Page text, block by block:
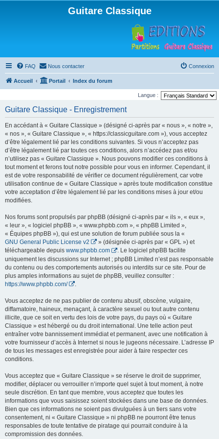
Guitare Classique
FAQ Nous contacter Connexion
Accueil Portail Index du forum
Langue :
Guitare Classique - Enregistrement
En accédant à « Guitare Classique » (désigné ci-après par « nous », « notre »,
« nos », « Guitare Classique », « https://classicguitare.com »), vous acceptez
d’être légalement lié par les conditions suivantes. Si vous n’acceptez pas
d’être légalement lié par toutes ces conditions, alors n’accédez pas et/ou
n’utilisez pas « Guitare Classique ». Nous pouvons modifier ces conditions à
tout moment et ferons tout notre possible pour vous en informer. Cependant, il
est de votre responsabilité de vérifier ce document régulièrement, car votre
utilisation continue de « Guitare Classique » après toute modification constitue
votre acceptation d’être légalement lié par les conditions mises à jour et/ou
modifiées.
Nos forums sont propulsés par phpBB (désigné ci-après par « ils », « eux »,
« leur », « logiciel phpBB », « www.phpbb.com », « phpBB Limited »,
« Équipes phpBB »), qui est une solution de forum publiée sous la «
GNU General Public License v2
» (désignée ci-après par « GPL ») et
téléchargeable depuis www.phpbb.com
. Le logiciel phpBB facilite
uniquement les discussions sur Internet ; phpBB Limited n’est pas responsable
du contenu ou des comportements autorisés ou interdits sur ce site. Pour de
plus amples informations au sujet de phpBB, veuillez consulter :
https://www.phpbb.com/
Vous acceptez de ne pas publier de contenu abusif, obscène, vulgaire,
diffamatoire, haineux, menaçant, à caractère sexuel ou tout autre contenu
illicite, que ce soit en vertu des lois de votre pays, du pays où « Guitare
Classique » est hébergé ou du droit international. Une telle action peut
entraîner votre bannissement immédiat et permanent, avec une notification à
votre fournisseur d’accès à Internet si nous le jugeons nécessaire. L’adresse IP
de tous les messages est enregistrée pour aider à faire respecter ces
conditions.
Vous acceptez que « Guitare Classique » se réserve le droit de supprimer,
modifier, déplacer ou verrouiller n’importe quel sujet à tout moment, à notre
seule discrétion. En tant que membre, vous acceptez que toutes les
informations que vous saisissez soient stockées dans une base de données.
Bien que ces informations ne soient pas divulguées à un tiers sans votre
consentement, ni « Guitare Classique » ni phpBB ne pourront être tenus
responsables de toute tentative de piratage qui pourrait conduire à la
compromission des données.